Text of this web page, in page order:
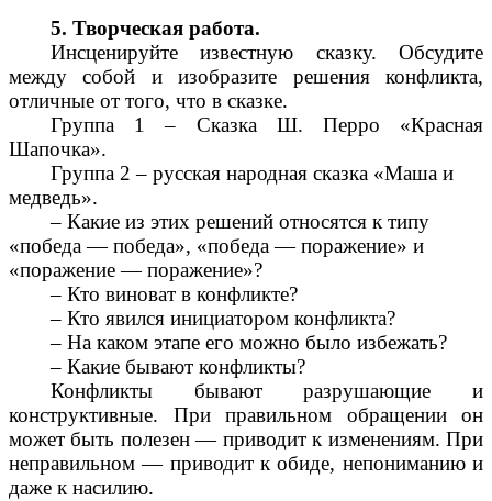
5. Творческая работа.
Инсценируйте известную сказку. Обсудите
между собой и изобразите решения конфликта,
отличные от того, что в сказке.
Группа 1 – Сказка Ш. Перро «Красная
Шапочка».
Группа 2 – русская народная сказка «Маша и
медведь».
– Какие из этих решений относятся к типу
«победа — победа», «победа — поражение» и
«поражение — поражение»?
– Кто виноват в конфликте?
– Кто явился инициатором конфликта?
– На каком этапе его можно было избежать?
– Какие бывают конфликты?
Конфликты бывают разрушающие и
конструктивные. При правильном обращении он
может быть полезен — приводит к изменениям. При
неправильном — приводит к обиде, непониманию и
даже к насилию.